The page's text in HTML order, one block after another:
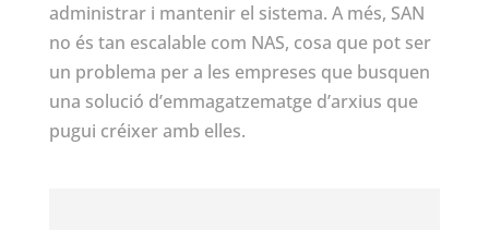
administrar i mantenir el sistema. A més, SAN
no és tan escalable com NAS, cosa que pot ser
un problema per a les empreses que busquen
una solució d’emmagatzematge d’arxius que
pugui créixer amb elles.